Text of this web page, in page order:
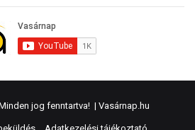
jog fenntartva! | Vasárnap.hu